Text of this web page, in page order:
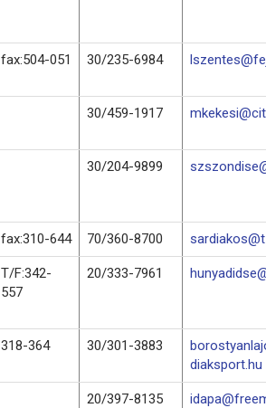
fax:504-051 30/235-6984
30/459-1917
30/204-9899
fax:310-644 70/360-8700
T/F:342-
557
20/333-7961
318-364 30/301-3883
diaksport.hu
20/397-8135